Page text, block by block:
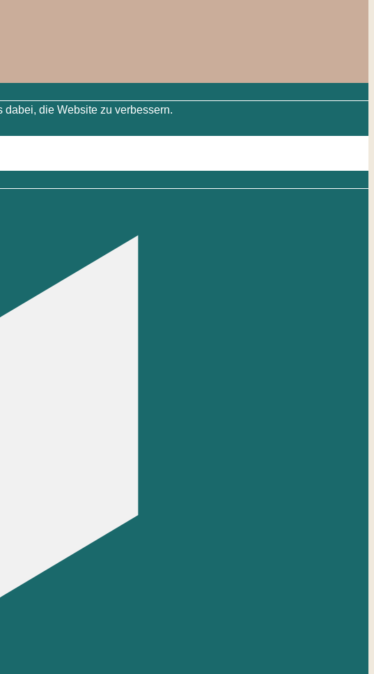
die Website zu verbessern.